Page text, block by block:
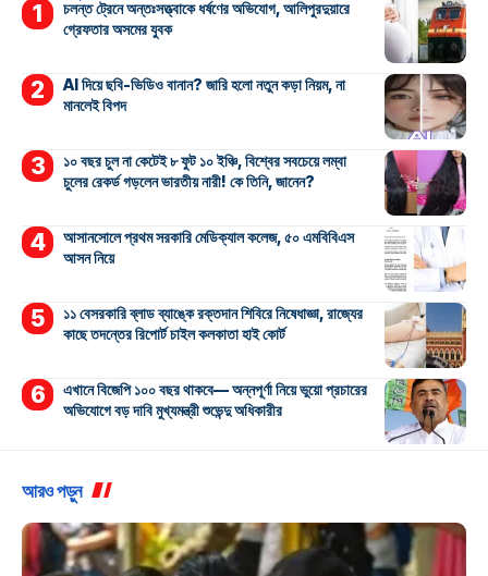
চলন্ত ট্রেনে অন্তঃসত্ত্বাকে ধর্ষণের অভিযোগ, আলিপুরদুয়ারে
গ্রেফতার অসমের যুবক
AI দিয়ে ছবি-ভিডিও বানান? জারি হলো নতুন কড়া নিয়ম, না
মানলেই বিপদ
১০ বছর চুল না কেটেই ৮ ফুট ১০ ইঞ্চি, বিশ্বের সবচেয়ে লম্বা
চুলের রেকর্ড গড়লেন ভারতীয় নারী! কে তিনি, জানেন?
আসানসোলে প্রথম সরকারি মেডিক্যাল কলেজ, ৫০ এমবিবিএস
আসন নিয়ে
১১ বেসরকারি ব্লাড ব্যাঙ্কে রক্তদান শিবিরে নিষেধাজ্ঞা, রাজ্যের
কাছে তদন্তের রিপোর্ট চাইল কলকাতা হাই কোর্ট
এখানে বিজেপি ১০০ বছর থাকবে— অন্নপূর্ণা নিয়ে ভুয়ো প্রচারের
অভিযোগে বড় দাবি মুখ্যমন্ত্রী শুভেন্দু অধিকারীর
আরও পড়ুন